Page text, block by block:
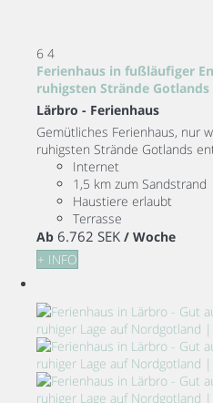
6 4
Ferienhaus in fußläufiger
ruhigsten Strände Gotlands
Lärbro - Ferienhaus
Gemütliches Ferienhaus, nur
ruhigsten Strände Gotlands
Internet
1,5 km zum Sandstrand
Haustiere erlaubt
Terrasse
Ab 6.762 SEK / Woche
+ INFO